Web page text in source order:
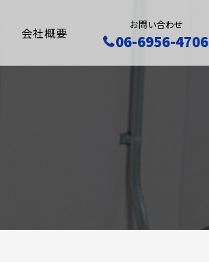
会社概要 お問い合わせ
06-6956-4706